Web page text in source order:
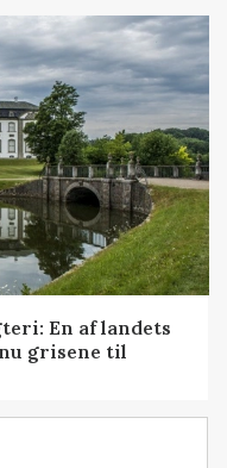
En af landets
grisene til